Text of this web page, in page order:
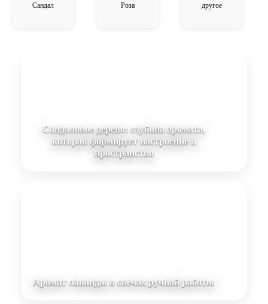
Сандал Роза другое
Сандаловое дерево: глубина аромата,
которая формирует настроение и
пространство
Аромат лаванды в свечах ручной работы